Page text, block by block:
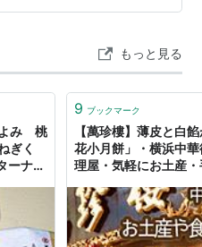
イズを選ぶことが作業性
イチゴ本来のジューシー
な甘みをプラスでき…
もっと見る
み 桃
ぎく
ーナル
9 ブックマーク
【萬珍樓】薄皮と白
花小月餅」・横浜中
理屋・気軽にお土産